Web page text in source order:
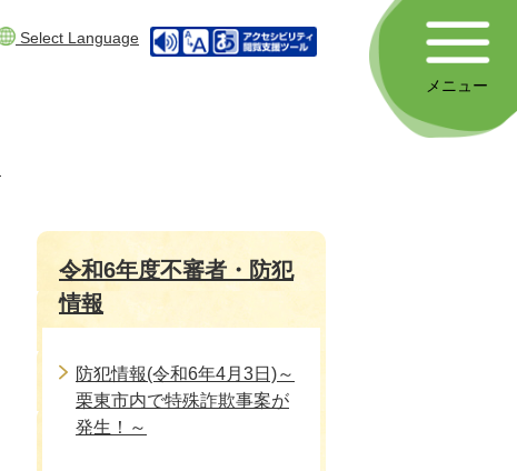
Select Language
メニュー
令和6年度不審者・防犯
情報
防犯情報(令和6年4月3日)～
栗東市内で特殊詐欺事案が
発生！～